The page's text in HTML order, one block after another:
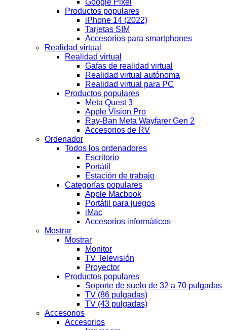
Google Pixel
Productos populares
iPhone 14 (2022)
Tarjetas SIM
Accesorios para smartphones
Realidad virtual
Realidad virtual
Gafas de realidad virtual
Realidad virtual autónoma
Realidad virtual para PC
Productos populares
Meta Quest 3
Apple Vision Pro
Ray-Ban Meta Wayfarer Gen 2
Accesorios de RV
Ordenador
Todos los ordenadores
Escritorio
Portátil
Estación de trabajo
Categorías populares
Apple Macbook
Portátil para juegos
iMac
Accesorios informáticos
Mostrar
Mostrar
Monitor
TV Televisión
Proyector
Productos populares
Soporte de suelo de 32 a 70 pulgadas
TV (86 pulgadas)
TV (43 pulgadas)
Accesorios
Accesorios